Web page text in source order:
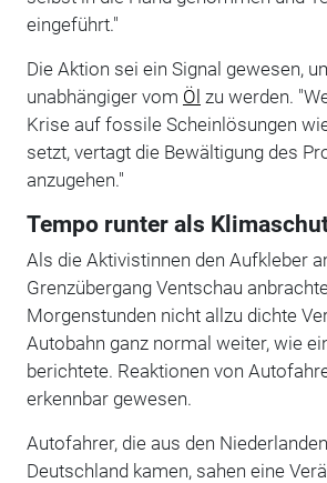
eingeführt."
Die Aktion sei ein Signal gewesen,
unabhängiger vom Öl zu werden.
Krise auf fossile Scheinlösungen
setzt, vertagt die Bewältigung des
anzugehen."
Tempo runter als
Als die Aktivistinnen den Aufkleber
Grenzübergang Ventschau
Morgenstunden nicht allzu dichte
Autobahn ganz normal weiter, wie
berichtete. Reaktionen von
erkennbar gewesen.
Autofahrer, die aus den
Deutschland kamen, sahen eine